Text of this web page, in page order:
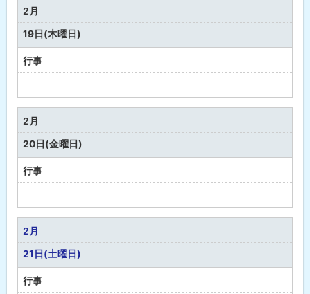
な
し
2月
19日(木曜日)
行事
定
な
し
2月
20日(金曜日)
行事
定
な
し
2月
21日(土曜日)
行事